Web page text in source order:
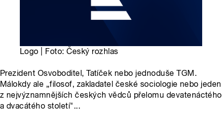
Logo | Foto: Český rozhlas
Prezident Osvoboditel, Tatíček nebo jednoduše TGM.
Málokdy ale „filosof, zakladatel české sociologie nebo jeden
z nejvýznamnějších českých vědců přelomu devatenáctého
a dvacátého století"...